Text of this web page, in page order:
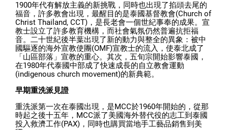
1900年代有解放主義的新挑戰，同時也出現了掐頭去尾的
福音，許多教會出現，最醒目的是泰國基督教會(Church of
Christ Thailand, CCT)，是長老會一個世紀事奉的成果。宣
教士設立了許多教育機構，而社會氣氛仍然普遍抗拒福
音。二十世紀後半葉出現了新的動力與整全的異象：被中
國驅逐的海外宣教使團(OMF)宣教士的流入，使泰北成了
「山區部落」宣教的重心。其次，五旬宗開始影響泰國，
在1980年代泰國中部成了快速成長的自立教會運動
(indigenous church movement)的新典範。
早期重洗派見證
重洗派第一次在泰國出現，是MCC於1960年開始的，從那
時起之後十五年，MCC派了美國海外替代役的志工到泰國
投入救濟工作(PAX)，同時也購買當地手工藝品銷售到美